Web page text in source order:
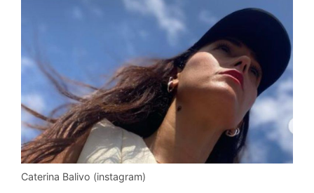
Caterina Balivo (instagram)